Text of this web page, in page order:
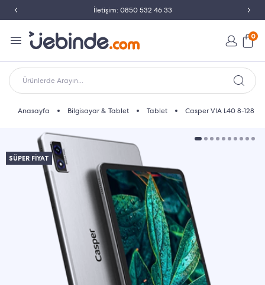
İletişim: 0850 532 46 33
0
Ürünlerde Arayın...
Anasayfa Bilgisayar & Tablet Tablet Casper VIA L40 8-128
SÜPER FİYAT